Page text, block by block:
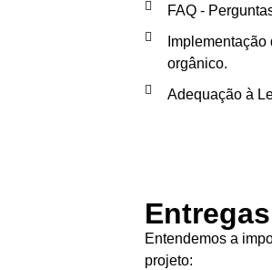
FAQ -
orgânico.
Adequação à
Entregas
Entendemos a
projeto: